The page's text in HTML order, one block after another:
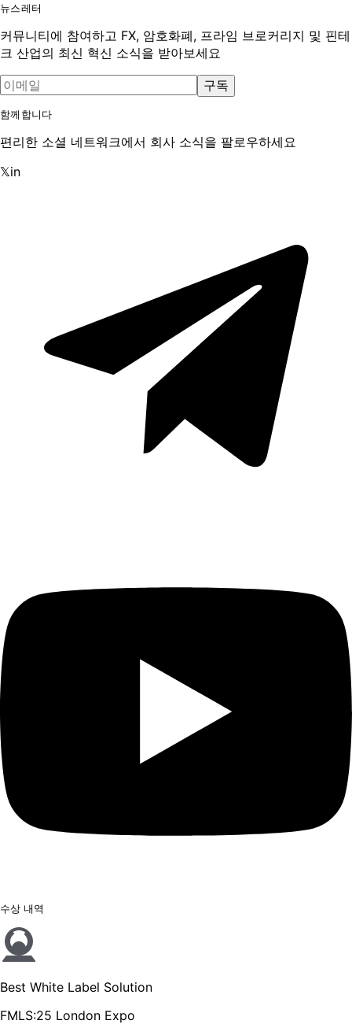
뉴스레터
커뮤니티에 참여하고 FX, 암호화폐, 프라임 브로커리지 및 핀테
크 산업의 최신 혁신 소식을 받아보세요
구독
함께합니다
편리한 소셜 네트워크에서 회사 소식을 팔로우하세요
𝕏in
수상 내역
Best White Label Solution
FMLS:25 London Expo